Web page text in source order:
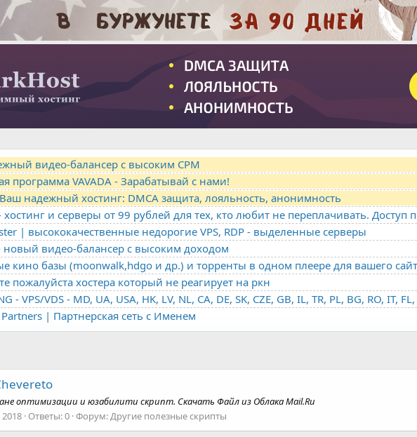
видео-балансер с высоким CPM
программа VAVADA - Зарабатывай с нами!
надежный хостинг: DMCA защита, лояльность, анонимность
| высококачественные недорогие VPS, RDP - выделенные серверы
новый видео-балансер с высоким доходом
кино базы (moonwalk,hdgo и др.) и торренты в одном плеере для вашего
пожалуйста хостера который не реагирует на ркн
Partners | Партнерская сеть с Именем
оптимизации и юзабилити скрипт. Скачать Файл из Облака Mail.Ru
Ответы: 0 Форум:Другие полезные скрипты